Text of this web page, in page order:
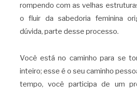
rompendo com as velhas
o fluir da sabedoria feminina
dúvida, parte desse processo.
Você está no caminho para se
inteiro; esse é o seu caminho
tempo, você participa de um